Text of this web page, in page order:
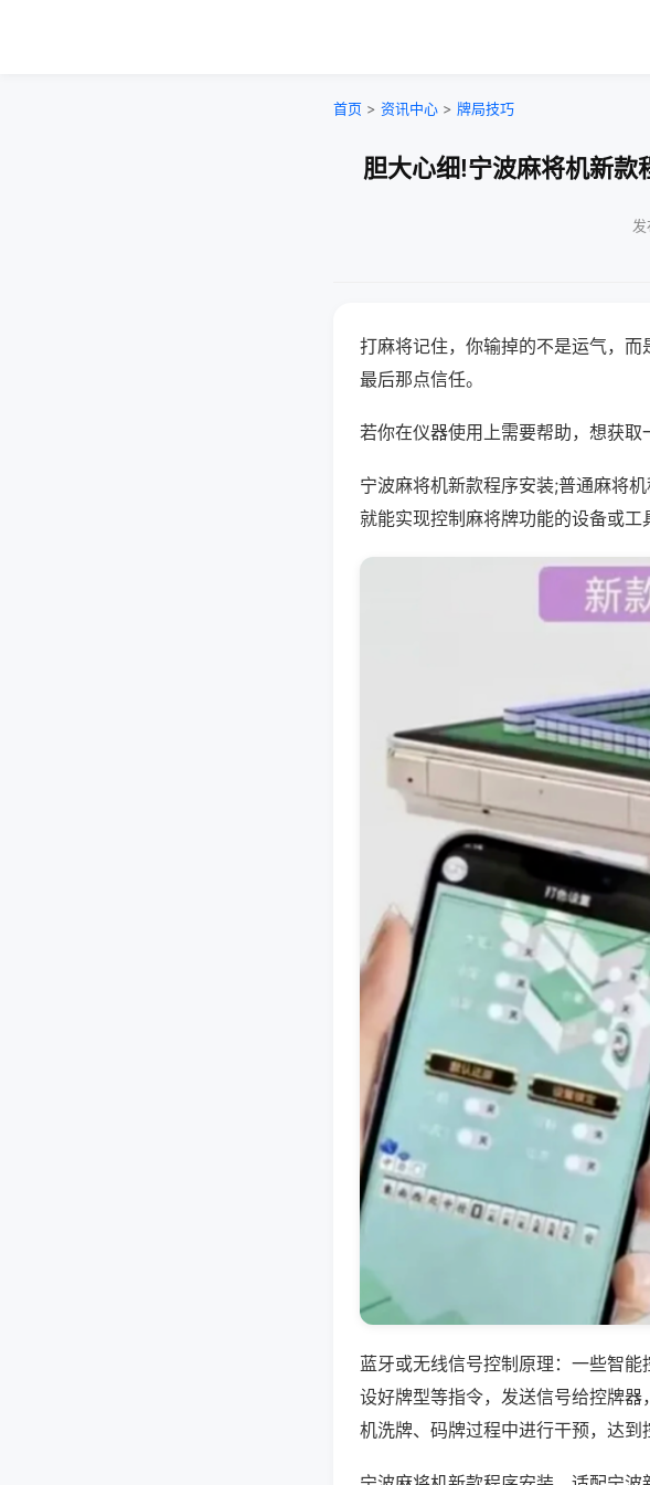
首页 > 资讯中心 > 牌局技巧
胆大心细!宁波麻将机新款
打麻将记住，你输掉的不是运气，
最后那点信任。
若你在仪器使用上需要帮助，想获
宁波麻将机新款程序安装;普通麻将
就能实现控制麻将牌功能的设备或工
蓝牙或无线信号控制原理：一些智
设好牌型等指令，发送信号给控牌
机洗牌、码牌过程中进行干预，达到